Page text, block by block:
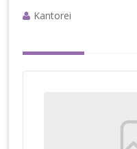
gKantorei